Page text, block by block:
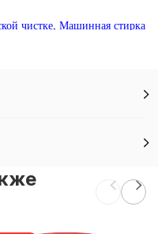
чистке, Машинная стирка
машине, Не гладить,